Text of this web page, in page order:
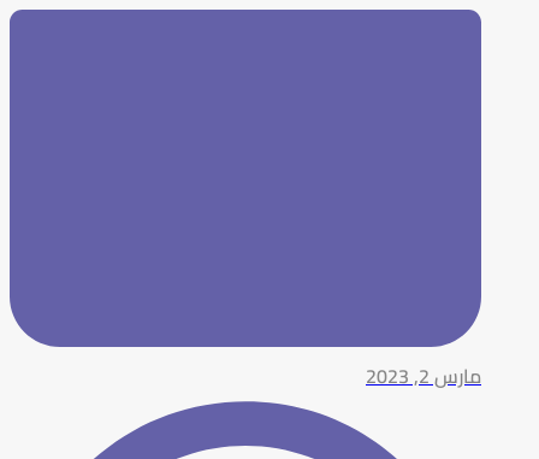
مارس 2, 2023